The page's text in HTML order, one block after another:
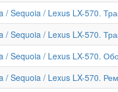
/ Sequoia / Lexus LX-570.
/ Sequoia / Lexus LX-570.
/ Sequoia / Lexus LX-570.
/ Sequoia / Lexus LX-570.